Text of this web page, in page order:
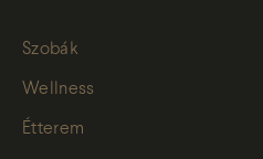
Szobák
Wellness
Étterem